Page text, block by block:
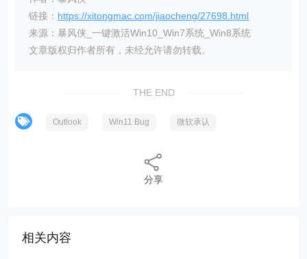
链接： https://xitongmac.com/jiaocheng/27698.html
来源：暴风侠_一键激活Win10_Win7系统_Win8系统
文章版权归作者所有，未经允许请勿转载。
THE END
Outlook Win11 Bug 微软承认
分享
相关内容